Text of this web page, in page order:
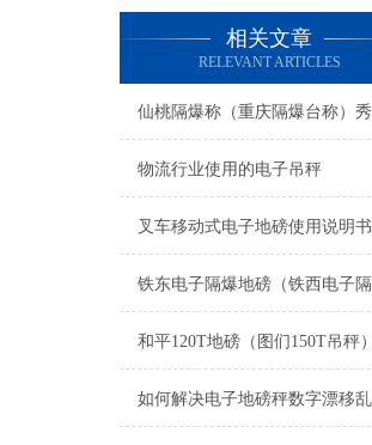
相关文章
RELEVANT ARTICLES
物流行业使用的电子吊秤
叉车移动式电子地磅使用说明书